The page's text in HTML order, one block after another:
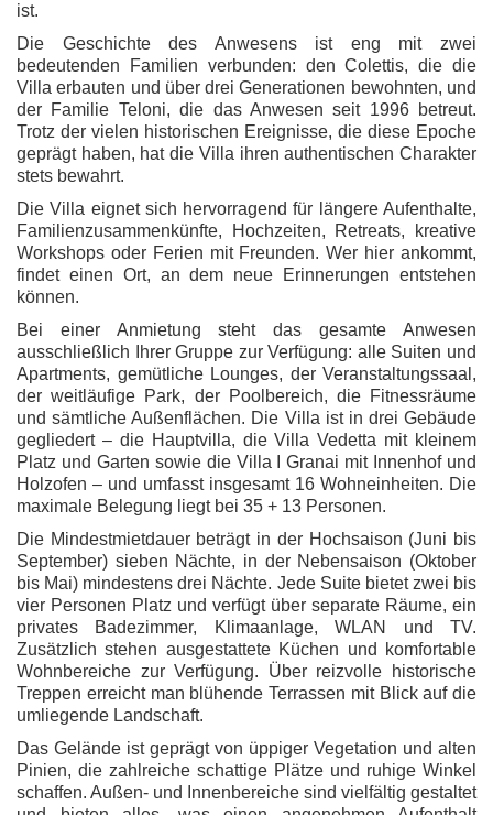
ist.
Die Geschichte des Anwesens ist eng mit zwei
bedeutenden Familien verbunden: den Colettis, die die
Villa erbauten und über drei Generationen bewohnten, und
der Familie Teloni, die das Anwesen seit 1996 betreut.
Trotz der vielen historischen Ereignisse, die diese Epoche
geprägt haben, hat die Villa ihren authentischen Charakter
stets bewahrt.
Die Villa eignet sich hervorragend für längere Aufenthalte,
Familienzusammenkünfte, Hochzeiten, Retreats, kreative
Workshops oder Ferien mit Freunden. Wer hier ankommt,
findet einen Ort, an dem neue Erinnerungen entstehen
können.
Bei einer Anmietung steht das gesamte Anwesen
ausschließlich Ihrer Gruppe zur Verfügung: alle Suiten und
Apartments, gemütliche Lounges, der Veranstaltungssaal,
der weitläufige Park, der Poolbereich, die Fitnessräume
und sämtliche Außenflächen. Die Villa ist in drei Gebäude
gegliedert – die Hauptvilla, die Villa Vedetta mit kleinem
Platz und Garten sowie die Villa I Granai mit Innenhof und
Holzofen – und umfasst insgesamt 16 Wohneinheiten. Die
maximale Belegung liegt bei 35 + 13 Personen.
Die Mindestmietdauer beträgt in der Hochsaison (Juni bis
September) sieben Nächte, in der Nebensaison (Oktober
bis Mai) mindestens drei Nächte. Jede Suite bietet zwei bis
vier Personen Platz und verfügt über separate Räume, ein
privates Badezimmer, Klimaanlage, WLAN und TV.
Zusätzlich stehen ausgestattete Küchen und komfortable
Wohnbereiche zur Verfügung. Über reizvolle historische
Treppen erreicht man blühende Terrassen mit Blick auf die
umliegende Landschaft.
Das Gelände ist geprägt von üppiger Vegetation und alten
Pinien, die zahlreiche schattige Plätze und ruhige Winkel
schaffen. Außen- und Innenbereiche sind vielfältig gestaltet